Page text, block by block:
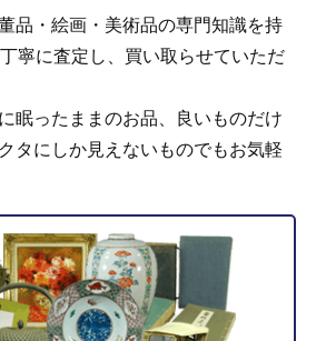
品・絵画・美術品の専門知識を持
寧に査定し、買い取らせていただ
眠ったままのお品、良いものだけ
タにしか見えないものでもお気軽